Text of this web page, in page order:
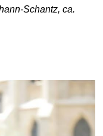
Schantz, ca.